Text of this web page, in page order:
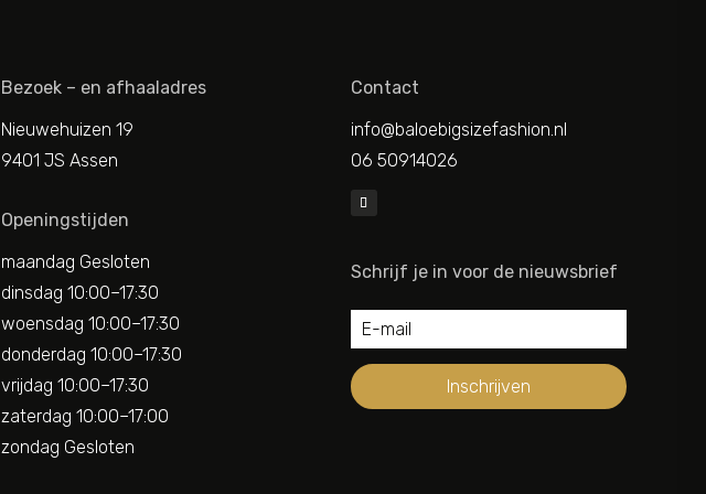
Bezoek – en afhaaladres
Nieuwehuizen 19
9401 JS Assen
Openingstijden
maandag Gesloten
dinsdag 10:00–17:30
woensdag 10:00–17:30
donderdag 10:00–17:30
vrijdag 10:00–17:30
zaterdag 10:00–17:00
zondag Gesloten
Contact
info@baloebigsizefashion.nl
06 50914026
Schrijf je in voor de nieuwsbrief
Inschrijven